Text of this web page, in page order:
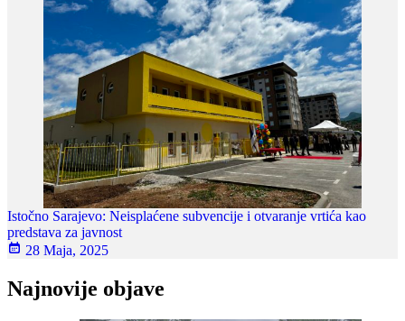
Istočno Sarajevo: Neisplaćene subvencije i otvaranje vrtića kao
predstava za javnost
28 Maja, 2025
Najnovije objave